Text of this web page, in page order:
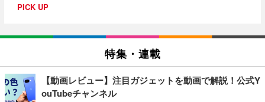
PICK UP
特集・連載
【動画レビュー】注目ガジェットを動画で解説！公式Y
ouTubeチャンネル